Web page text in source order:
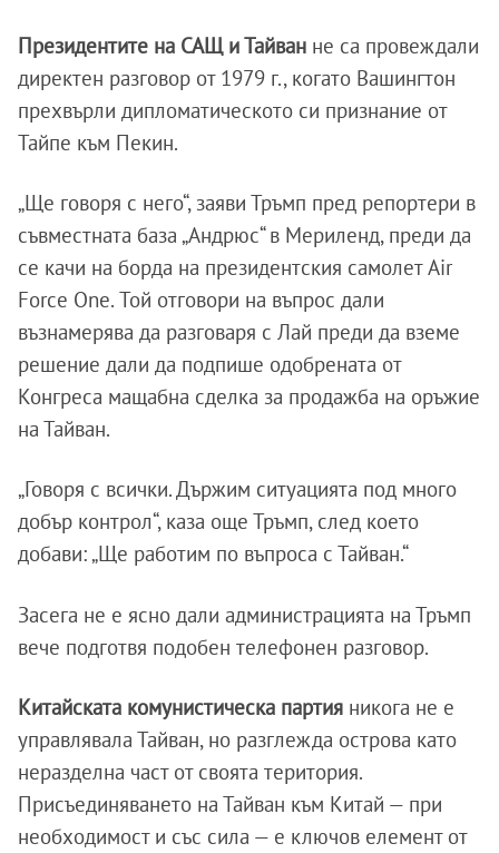
Президентите на САЩ и Тайван не са провеждали
директен разговор от 1979 г., когато Вашингтон
прехвърли дипломатическото си признание от
Тайпе към Пекин.
„Ще говоря с него“, заяви Тръмп пред репортери в
съвместната база „Андрюс“ в Мериленд, преди да
се качи на борда на президентския самолет Air
Force One. Той отговори на въпрос дали
възнамерява да разговаря с Лай преди да вземе
решение дали да подпише одобрената от
Конгреса мащабна сделка за продажба на оръжие
на Тайван.
„Говоря с всички. Държим ситуацията под много
добър контрол“, каза още Тръмп, след което
добави: „Ще работим по въпроса с Тайван.“
Засега не е ясно дали администрацията на Тръмп
вече подготвя подобен телефонен разговор.
Китайската комунистическа партия никога не е
управлявала Тайван, но разглежда острова като
неразделна част от своята територия.
Присъединяването на Тайван към Китай — при
необходимост и със сила — е ключов елемент от